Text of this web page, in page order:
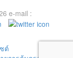
e-mail :
ต์